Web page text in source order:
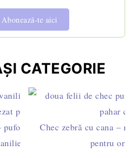
te aici
CATEGORIE
fraged și fără praf de
cafea și cacao
Chec zebră cu cana –
pentru